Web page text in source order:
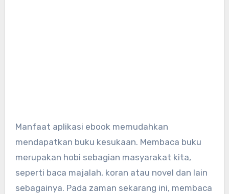
Manfaat aplikasi ebook memudahkan
mendapatkan buku kesukaan. Membaca buku
merupakan hobi sebagian masyarakat kita,
seperti baca majalah, koran atau novel dan lain
sebagainya. Pada zaman sekarang ini, membaca